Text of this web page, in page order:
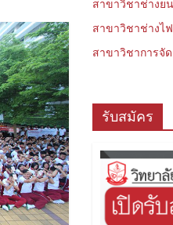
สาขาวิชาช่างย
สาขาวิชาช่างไ
สาขาวิชาการจั
รับสมัคร